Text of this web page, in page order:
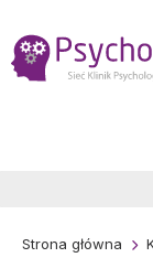
do
treści
Strona główna